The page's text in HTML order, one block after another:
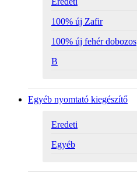
100% új Zafir
100% új fehér dobozos
B
Egyéb nyomtató kiegészítő
Eredeti
Egyéb